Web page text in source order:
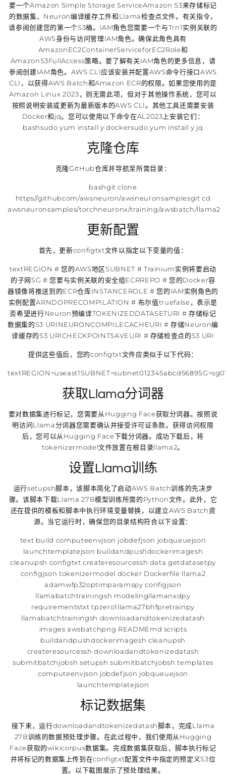
要一个Amazon Simple Storage ServiceAmazon S3来存储标记
的数据集、Neuron编译缓存工件和Llama检查点文件。有关指令，
请参阅创建您的第一个S3桶。IAM角色您需要一个与Trn1实例关联的
AWS身份与访问管理IAM角色。确保此角色具有
AmazonEC2ContainerServiceforEC2Role和
AmazonS3FullAccess策略。要了解有关IAM角色的更多信息，请
参阅创建IAM角色。AWS CLI应该安装并配置AWS命令行接口AWS
CLI，以获得AWS Batch和Amazon ECR的权限。如果您使用的是
Amazon Linux 2023，则无需此项，但对于其他操作系统，您可以
按照说明安装或更新为最新版本的AWS CLI。其他工具还需要安装
Docker和jq。您可以使用以下命令在AL2023上安装它们：
bashsudo yum install y dockersudo yum install y jq
克隆仓库
克隆GitHub仓库并导航至所需目录：
bashgit clone
https//githubcom/awsneuron/awsneuronsamplesgit cd
awsneuronsamples/torchneuronx/training/awsbatch/llama2
更新配置
首先，更新configtxt文件以指定以下变量的值：
textREGION # 您的AWS地区SUBNET # Trainium实例将要启动
的子网SG # 您要与实例关联的安全组ECRREPO # 您的Docker容
器镜像将推送到的ECR仓库INSTANCEROLE # 您的IAM实例角色的
实例配置ARNDOPRECOMPILATION # 布尔值truefalse，表示是
否希望进行Neuron预编译TOKENIZEDDATASETURI # 存储标记
数据集的S3 URINEURONCOMPILECACHEURI # 存储Neuron编
译缓存的S3 URICHECKPOINTSAVEURI # 存储检查点的S3 URI
提供这些值后，您的configtxt文件应类似于以下代码：
获取Llama分词器
要对数据集进行标记，您需要从Hugging Face获取分词器。按照说
明访问Llama分词器您需要确认并接受许可证条款。获得访问权限
后，您可以从Hugging Face下载分词器。成功下载后，将
tokenizermodel文件放置在根目录llama2。
设置Llama训练
运行setupsh脚本，该脚本简化了启动AWS Batch训练的先决步
骤。该脚本下载Llama 27B模型训练所需的Python文件。此外，它
还在提供的模板和脚本中执行环境变量替换，以建立AWS Batch资
源。当它运行时，确保您的目录结构符合以下设置：
text build computeenvjson jobdefjson jobqueuejson
launchtemplatejson buildandpushdockerimagesh
cleanupsh configtxt createresourcessh data getdatasetpy
configjson tokenizermodel docker Dockerfile llama2
adamwfp32optimparamspy configjson
llamabatchtrainingsh modelingllamanxdpy
requirementstxt tpzero1llama27bhfpretrainpy
llamabatchtrainingsh downloadandtokenizedatash
images awsbatchpng READMEmd scripts
buildandpushdockerimagesh cleanupsh
createresourcessh downloadandtokenizedatash
submitbatchjobsh setupsh submitbatchjobsh templates
computeenvjson jobdefjson jobqueuejson
launchtemplatejson
标记数据集
接下来，运行downloadandtokenizedatash脚本，完成Llama
27B训练的数据预处理步骤。在此过程中，我们使用从Hugging
Face获取的wikicorpus数据集。完成数据集获取后，脚本执行标记
并将标记的数据集上传到在configtxt配置文件中指定的预定义S3位
置。以下截图展示了预处理结果。